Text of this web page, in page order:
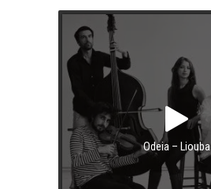
Odeia – Liouba